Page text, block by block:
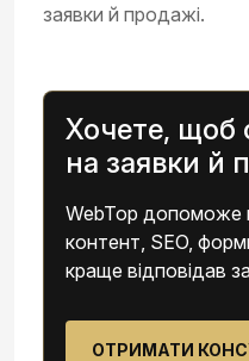
заявки й продажі.
Хочете, щоб
на заявки й
WebTop допоможе
контент, SEO,
краще відповідав
ОТРИМАТИ